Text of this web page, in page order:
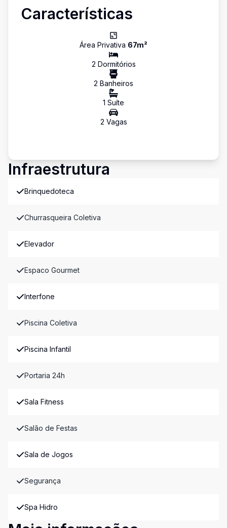
Características
Área Privativa 67m²
2 Dormitórios
2 Banheiros
1 Suíte
2 Vagas
Infraestrutura
Brinquedoteca
Churrasqueira Coletiva
Elevador
Espaco Gourmet
Interfone
Piscina Coletiva
Piscina Infantil
Portaria 24h
Sala Fitness
Salão de Festas
Sala de Jogos
Segurança
Spa Hidro